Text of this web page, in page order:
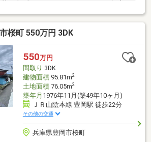
ギドラッグ出石店：車20分（14000m）ロ
13分（9700m）現地案内随時受け付けて
合わせください。
桜町 550万円 3DK
550万円
間取り 3DK
建物面積95.81m2
土地面積76.05m2
築年月 1976年11月(築49年10ヶ月)
ＪＲ山陰本線 豊岡駅 徒歩22分
その他の交通
兵庫県豊岡市桜町